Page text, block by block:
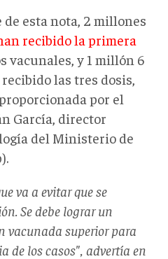
esta nota, 2 millones
recibido la primera
vacunales, y 1 millón 6
las tres dosis,
por el
García, director
del Ministerio de
va a evitar que se
Se debe lograr un
vacunada superior para
de los casos", advertía en